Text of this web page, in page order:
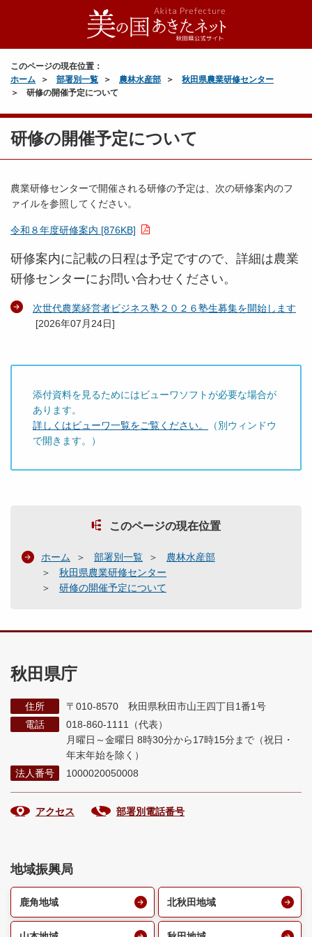
このページの現在位置：
ホーム
部署別一覧 農林水産部
秋田県農業研修センター
研修の開催予定について
研修の開催予定について
農業研修センターで開催される研修の予定は、次の研修案内のフ
ァイルを参照してください。
令和８年度研修案内 [876KB]
研修案内に記載の日程は予定ですので、詳細は農業
研修センターにお問い合わせください。
次世代農業経営者ビジネス塾２０２６塾生募集を開始します
[2026年07月24日]
添付資料を見るためにはビューワソフトが必要な場合が
あります。
詳しくはビューワ一覧をご覧ください。
（別ウィンドウ
で開きます。）
このページの現在位置
ホーム 部署別一覧
農林水産部
秋田県農業研修センター
研修の開催予定について
秋田県庁
住所
〒010-8570 秋田県秋田市山王四丁目1番1号
電話
018-860-1111（代表）
月曜日～金曜日 8時30分から17時15分まで （祝日・
年末年始を除く）
法人番号
1000020050008
アクセス 部署別電話番号
地域振興局
鹿角地域 北秋田地域